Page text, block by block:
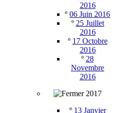
2016
º 06 Juin 2016
º 25 Juillet
2016
º 17 Octobre
2016
º 28
Novembre
2016
2017
º 13 Janvier